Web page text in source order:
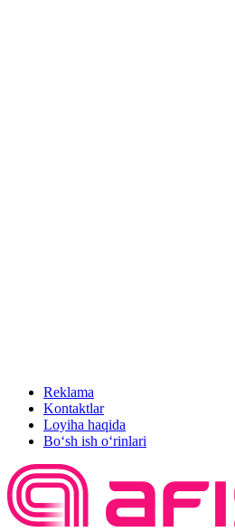
Reklama
Kontaktlar
Loyiha haqida
Bo‘sh ish o‘rinlari